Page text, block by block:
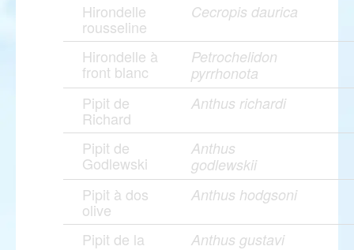
Hirondelle
rousseline
Cecropis daurica
Hirondelle à
front blanc
Petrochelidon
pyrrhonota
Pipit de
Richard
Anthus richardi
Pipit de
Godlewski
Anthus
godlewskii
Pipit à dos
olive
Anthus hodgsoni
Pipit de la Anthus gustavi